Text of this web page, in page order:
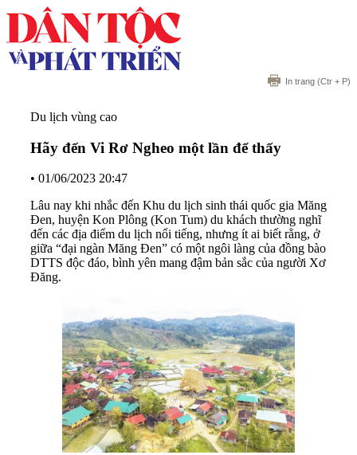
In trang (Ctr + P)
Du lịch vùng cao
Hãy đến Vi Rơ Ngheo một lần để thấy
• 01/06/2023 20:47
Lâu nay khi nhắc đến Khu du lịch sinh thái quốc gia Măng
Đen, huyện Kon Plông (Kon Tum) du khách thường nghĩ
đến các địa điểm du lịch nổi tiếng, nhưng ít ai biết rằng, ở
giữa “đại ngàn Măng Đen” có một ngôi làng của đồng bào
DTTS độc đáo, bình yên mang đậm bản sắc của người Xơ
Đăng.